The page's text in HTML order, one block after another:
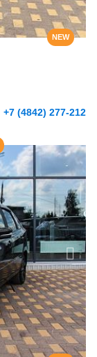
NEW
+7 (4842) 277-212